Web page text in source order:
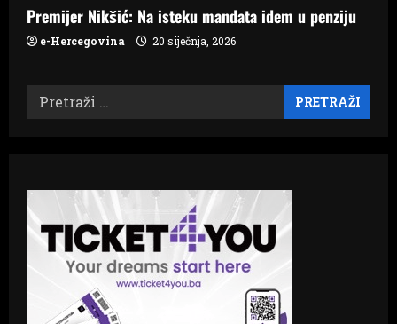
Premijer Nikšić: Na isteku mandata idem u penziju
e-Hercegovina 20 siječnja, 2026
Pretraži: